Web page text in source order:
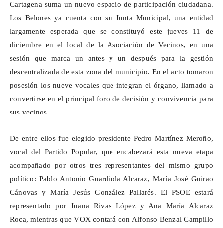
Cartagena suma un nuevo espacio de participación ciudadana.
Los Belones ya cuenta con su Junta Municipal, una entidad
largamente esperada que se constituyó este jueves 11 de
diciembre en el local de la Asociación de Vecinos, en una
sesión que marca un antes y un después para la gestión
descentralizada de esta zona del municipio. En el acto tomaron
posesión los nueve vocales que integran el órgano, llamado a
convertirse en el principal foro de decisión y convivencia para
sus vecinos.
De entre ellos fue elegido presidente Pedro Martínez Meroño,
vocal del Partido Popular, que encabezará esta nueva etapa
acompañado por otros tres representantes del mismo grupo
político: Pablo Antonio Guardiola Alcaraz, María José Guirao
Cánovas y María Jesús González Pallarés. El PSOE estará
representado por Juana Rivas López y Ana María Alcaraz
Roca, mientras que VOX contará con Alfonso Benzal Campillo